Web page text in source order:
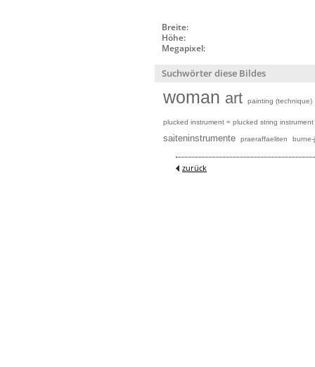
Breite:
Höhe:
Megapixel:
Suchwörter diese Bildes
woman art painting (technique)
plucked instrument = plucked string instrument
saiteninstrumente praeraffaeliten
zurück